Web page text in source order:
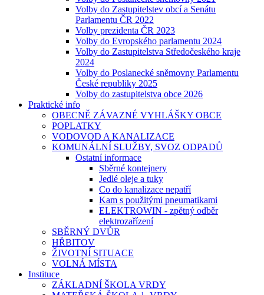
Volby do Zastupitelstev obcí a Senátu
Parlamentu ČR 2022
Volby prezidenta ČR 2023
Volby do Evropského parlamentu 2024
Volby do Zastupitelstva Středočeského kraje
2024
Volby do Poslanecké sněmovny Parlamentu
České republiky 2025
Volby do zastupitelstva obce 2026
Praktické info
OBECNĚ ZÁVAZNÉ VYHLÁŠKY OBCE
POPLATKY
VODOVOD A KANALIZACE
KOMUNÁLNÍ SLUŽBY, SVOZ ODPADŮ
Ostatní informace
Sběrné kontejnery
Jedlé oleje a tuky
Co do kanalizace nepatří
Kam s použitými pneumatikami
ELEKTROWIN - zpětný odběr
elektrozařízení
SBĚRNÝ DVŮR
HŘBITOV
ŽIVOTNÍ SITUACE
VOLNÁ MÍSTA
Instituce
ZÁKLADNÍ ŠKOLA VRDY